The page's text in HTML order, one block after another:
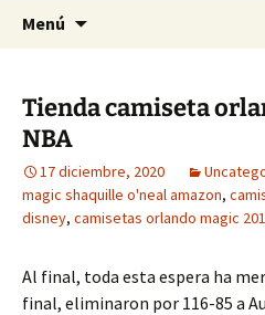
Menú
Tienda camiseta
NBA
17 diciembre, 2020
magic shaquille o'neal amazon,
disney, camisetas orlando magic
Al final, toda esta espera ha
final, eliminaron por 116-85 a